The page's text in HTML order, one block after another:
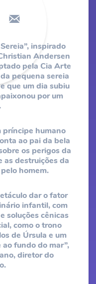
inspirado
Andersen
pela Cia Arte
pequena sereia
que um dia subiu
por um
príncipe humano
ao pai da bela
os perigos da
as destruições da
homem.
dar o fator
infantil, com
soluções cênicas
como o trono
de Úrsula e um
fundo do mar”,
diretor do